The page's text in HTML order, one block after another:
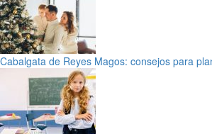
Cabalgata de Reyes Magos: consejos para